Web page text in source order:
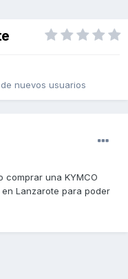
nuevos usuarios
comprar una KYMCO
Lanzarote para poder